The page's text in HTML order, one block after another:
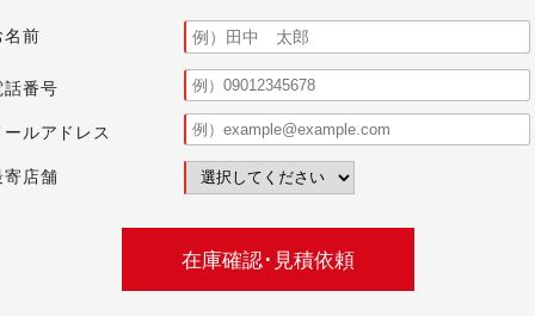
名前
話番号
ールアドレス
寄店舗